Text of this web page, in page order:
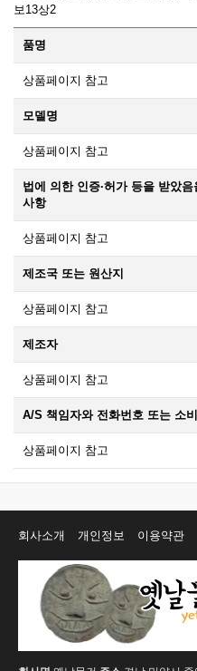
보13상2
품명
상품페이지 참고
모델명
상품페이지 참고
법에 의한 인증·허가 등을 받았
사항
상품페이지 참고
제조국 또는 원산지
상품페이지 참고
제조자
상품페이지 참고
A/S 책임자와 전화번호 또는 소
상품페이지 참고
회사소개 개인정보 이용약관